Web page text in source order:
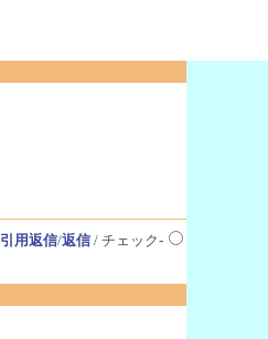
引用返信/返信/ チェック-